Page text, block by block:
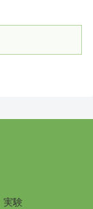
実験